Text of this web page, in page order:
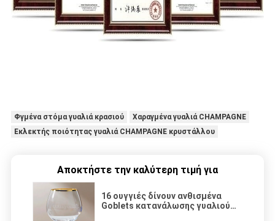
Φγμένα στόμα γυαλιά κρασιού
Χαραγμένα γυαλιά CHAMPAGNE
Εκλεκτής ποιότητας γυαλιά CHAMPAGNE κρυστάλλου
Αποκτήστε την καλύτερη τιμή για
16 ουγγιές δίνουν ανθισμένα
Goblets κατανάλωσης γυαλιού